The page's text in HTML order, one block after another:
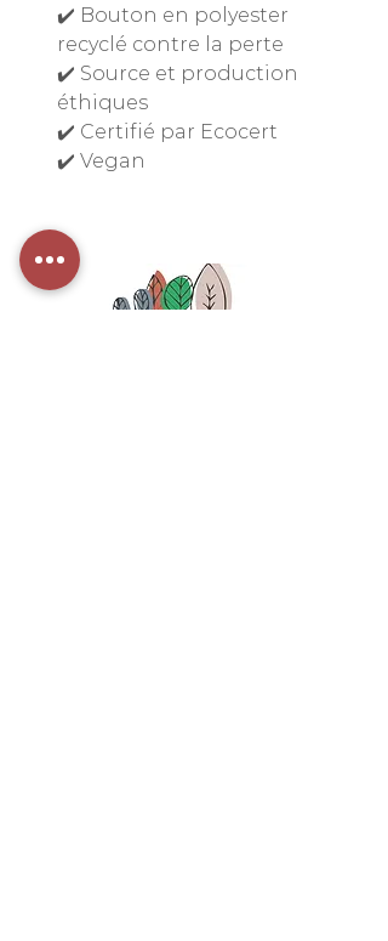
✔️ Bouton en polyester
recyclé contre la perte
✔️ Source et production
éthiques
✔️ Certifié par Ecocert
✔️ Vegan